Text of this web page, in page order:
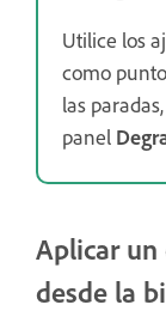
Utilice los
como
las
panel
Aplicar
desde la